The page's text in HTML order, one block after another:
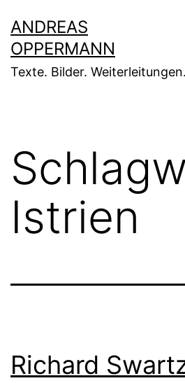
Inhalt
springen
ANDREAS
OPPERMANN
Texte. Bilder. Weiterleitungen.
Istrien
Richard